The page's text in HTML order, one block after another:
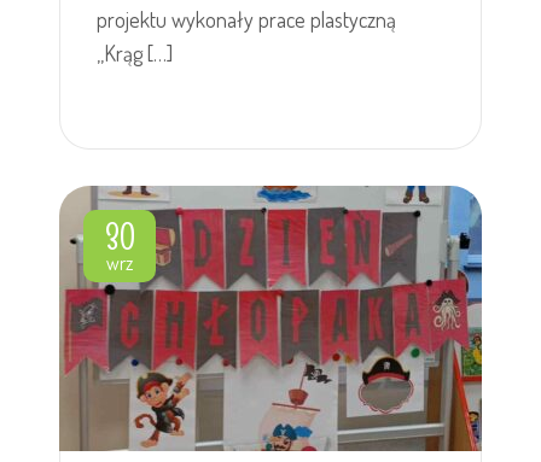
projektu wykonały prace plastyczną
,,Krąg […]
30
wrz